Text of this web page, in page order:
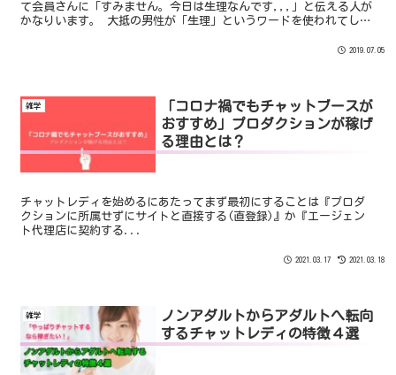
て会員さんに「すみません。今日は生理なんです,,,」と伝える人が
かなりいます。 大抵の男性が「生理」というワードを使われてしま
2019.07.05
雑学
「コロナ禍でもチャットブースが
おすすめ」プロダクションが稼げ
る理由とは？
チャットレディを始めるにあたってまず最初にすることは『プロダ
クションに所属せずにサイトと直接する(直登録)』か『エージェン
ト代理店に契約する...
2021.03.17 2021.03.18
雑学
ノンアダルトからアダルトへ転向
するチャットレディの特徴４選